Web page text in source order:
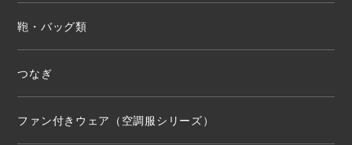
鞄・バッグ類
つなぎ
ファン付きウェア（空調服シリーズ）